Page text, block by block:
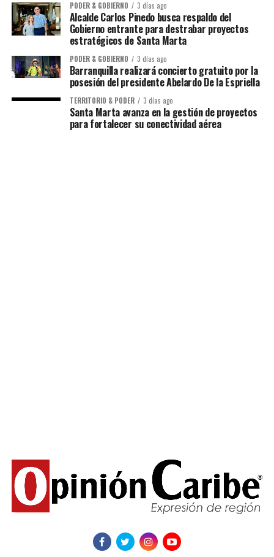
PODER & GOBIERNO 3 días ago
Alcalde Carlos Pinedo busca respaldo del
Gobierno entrante para destrabar proyectos
estratégicos de Santa Marta
PODER & GOBIERNO 3 días ago
Barranquilla realizará concierto gratuito por la
posesión del presidente Abelardo De la Espriella
TERRITORIO & PODER 3 días ago
Santa Marta avanza en la gestión de proyectos
para fortalecer su conectividad aérea